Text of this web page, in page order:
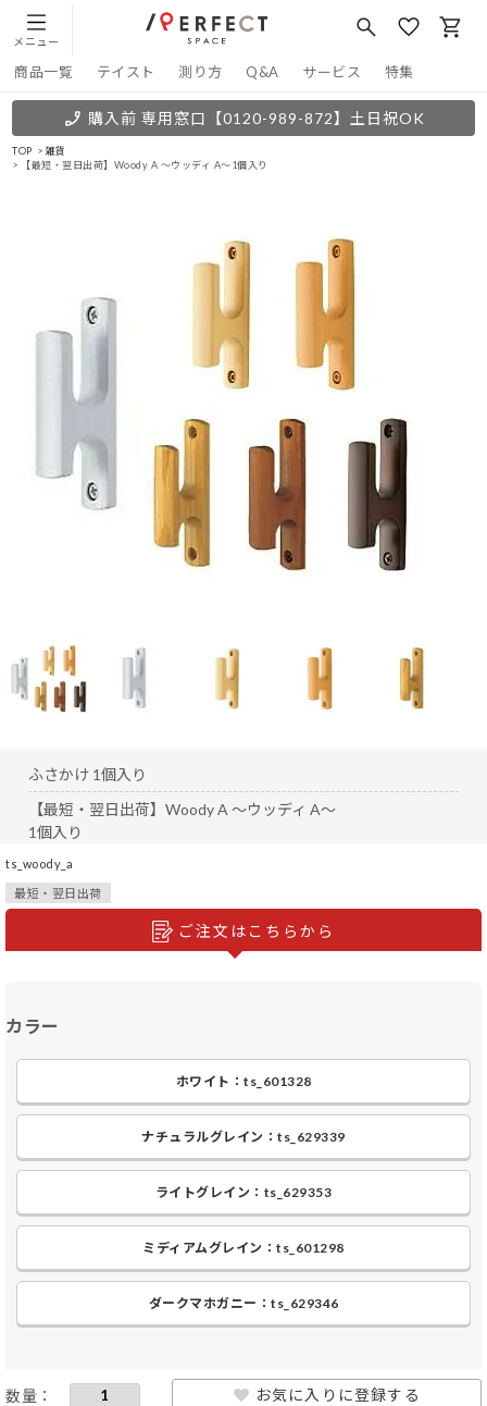
メニュー
商品一覧 テイスト 測り方 Q&A サービス 特集
購入前 専用窓口 【0120-989-872】 土日祝OK
TOP
雑貨
【最短・翌日出荷】Woody A ～ウッディ A～1個入り
ふさかけ 1個入り
【最短・翌日出荷】Woody A ～ウッディ A～
1個入り
ts_woody_a
最短・翌日出荷
ご注文はこちらから
カラー
ホワイト：ts_601328
ナチュラルグレイン：ts_629339
ライトグレイン：ts_629353
ミディアムグレイン：ts_601298
ダークマホガニー：ts_629346
お気に入りに登録する